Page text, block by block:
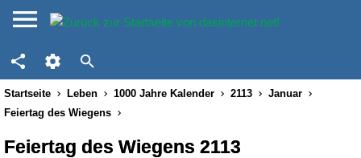
Startseite Leben 1000 Jahre Kalender 2113
Januar
Feiertag des Wiegens
Feiertag des Wiegens 2113